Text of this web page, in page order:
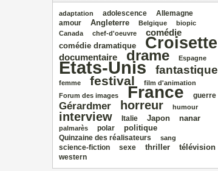
adaptation adolescence Allemagne
amour Angleterre Belgique
biopic
Canada
chef‑d'oeuvre comédie
comédie dramatique Croisette
documentaire drame Espagne
Etats‑Unis fantastique
femme festival
film d'animation
Forum des images
France guerre
Gérardmer horreur humour
interview Italie Japon nanar
palmarès polar politique
Quinzaine des réalisateurs sang
science‑fiction sexe thriller télévision
western